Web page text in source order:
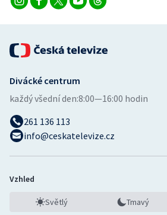
Divácké centrum
každý všední den:8:00—16:00 hodin
261 136 113
info@ceskatelevize.cz
Vzhled
Světlý Tmavý